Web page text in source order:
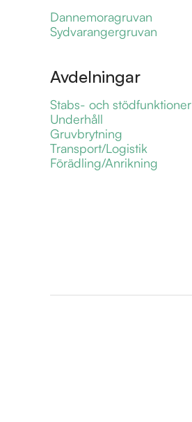
Dannemoragruvan
Sydvarangergruvan
Avdelningar
Stabs- och stödfunktioner
Underhåll
Gruvbrytning
Transport/Logistik
Förädling/Anrikning